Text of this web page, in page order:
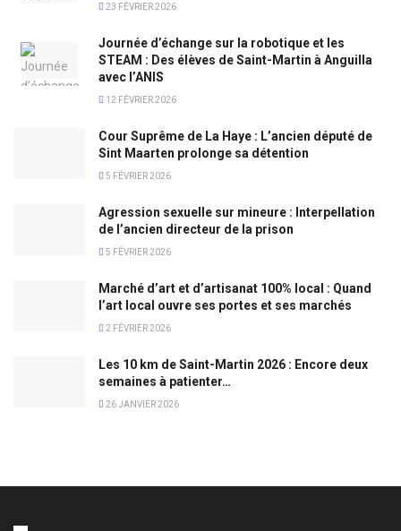
23 FÉVRIER 2026
Journée d’échange sur la robotique et les
STEAM : Des élèves de Saint-Martin à Anguilla
avec l’ANIS
12 FÉVRIER 2026
Cour Suprême de La Haye : L’ancien député de
Sint Maarten prolonge sa détention
5 FÉVRIER 2026
Agression sexuelle sur mineure : Interpellation
de l’ancien directeur de la prison
5 FÉVRIER 2026
Marché d’art et d’artisanat 100% local : Quand
l’art local ouvre ses portes et ses marchés
2 FÉVRIER 2026
Les 10 km de Saint-Martin 2026 : Encore deux
semaines à patienter…
26 JANVIER 2026